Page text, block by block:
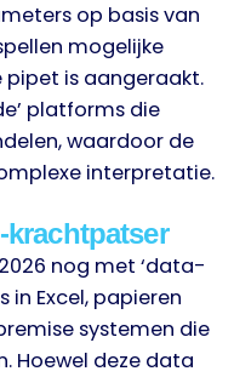
op basis van
mogelijke
is aangeraakt.
platforms die
waardoor de
interpretatie.
krachtpatser
nog met ‘data-
in Excel, papieren
systemen die
Hoewel deze data